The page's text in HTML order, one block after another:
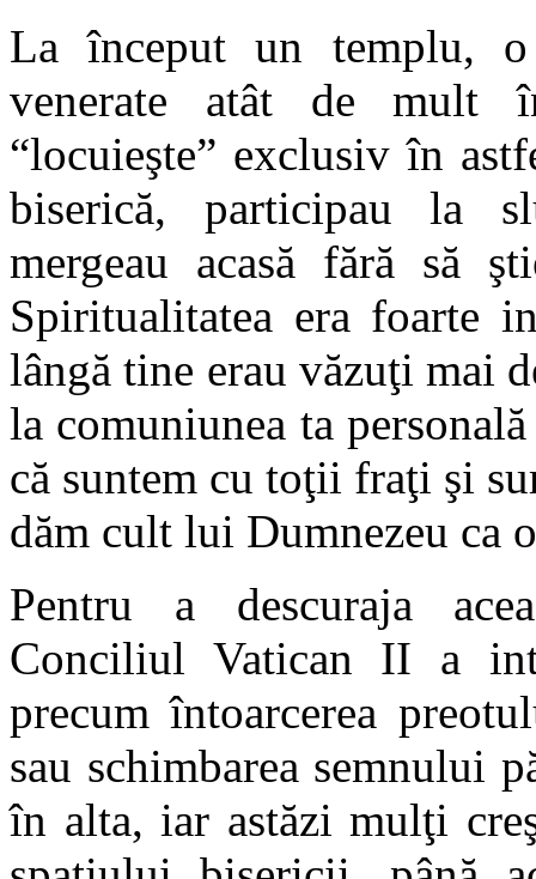
La început un templu, o
venerate atât de mult
“locuieşte” exclusiv în
biserică, participau la
mergeau acasă fără să
Spiritualitatea era foarte
lângă tine erau văzuţi mai
la comuniunea ta
că suntem cu toţii fraţi şi
dăm cult lui Dumnezeu ca
Pentru a descuraja
Conciliul Vatican II a
precum întoarcerea
sau schimbarea semnului
în alta, iar astăzi mulţi